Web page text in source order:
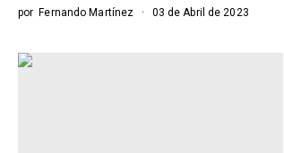
porFernando Martínez 03 de Abril de 2023